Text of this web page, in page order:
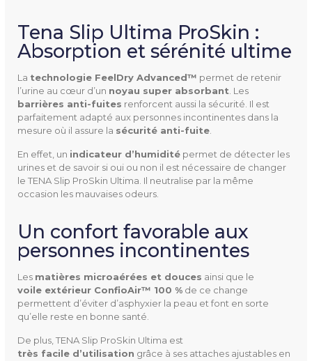
Tena Slip Ultima ProSkin :
Absorption et sérénité ultime
La technologie FeelDry Advanced™ permet de retenir
l’urine au cœur d’un noyau super absorbant . Les
barrières anti-fuites renforcent aussi la sécurité. Il est
parfaitement adapté aux personnes incontinentes dans la
mesure où il assure la sécurité anti-fuite.
En effet, un indicateur d’humiditépermet de détecter les
urines et de savoir si oui ou non il est nécessaire de changer
le TENA Slip ProSkin Ultima. Il neutralise par la même
occasion les mauvaises odeurs.
Un confort favorable aux
personnes incontinentes
Les matières microaérées et douces ainsi que le
voile extérieur ConfioAir™ 100 %de ce change
permettent d’éviter d’asphyxier la peau et font en sorte
qu’elle reste en bonne santé.
De plus, TENA Slip ProSkin Ultima est
très facile d’utilisation grâce à ses attaches ajustables en
Référence 710521
Unités Par Paquet
18 unités (XL)
21 unités (M / L)
Capacité D'absorption
3728 ml (M)
4435 ml (L)
Tour De Taille
73-122 cm (M)
92-144 cm (L)
140-165 cm (XL)
Indice D'absorption 9 gouttes sur 9
Conditionnement 3 paquets par carton